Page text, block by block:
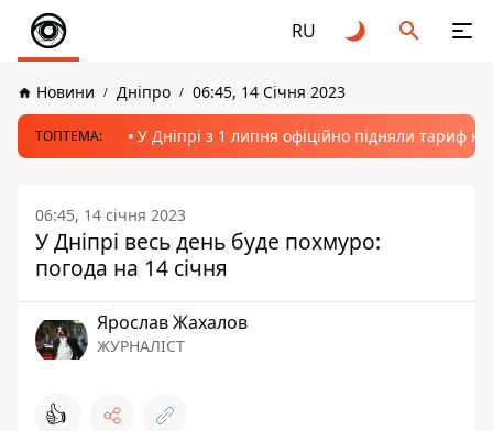
RU
Новини Дніпро 06:45, 14 Січня 2023
ТОПТЕМА: У Дніпрі з 1 липня офіційно підняли тариф
06:45, 14 січня 2023
У Дніпрі весь день буде похмуро:
погода на 14 січня
Ярослав Жахалов
ЖУРНАЛІСТ
👍